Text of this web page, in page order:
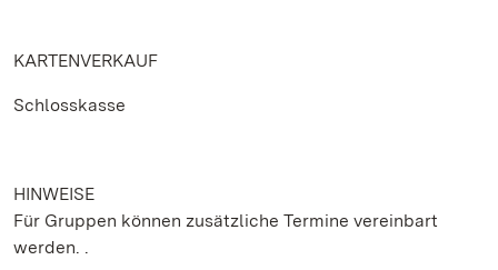
KARTENVERKAUF
Schlosskasse
HINWEISE
Für Gruppen können zusätzliche Termine vereinbart
werden. .